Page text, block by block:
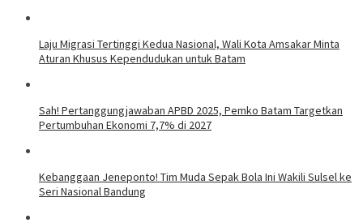
Laju Migrasi Tertinggi Kedua Nasional, Wali Kota Amsakar Minta
Aturan Khusus Kependudukan untuk Batam
Sah! Pertanggungjawaban APBD 2025, Pemko Batam Targetkan
Pertumbuhan Ekonomi 7,7% di 2027
Kebanggaan Jeneponto! Tim Muda Sepak Bola Ini Wakili Sulsel ke
Seri Nasional Bandung